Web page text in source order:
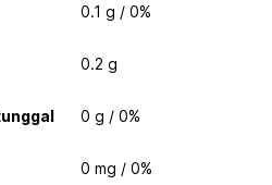
0.1 g / 0%
0.2 g
0 g / 0%
0 mg / 0%